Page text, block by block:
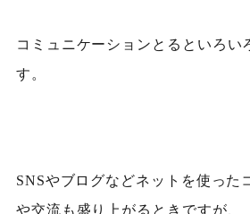
コミュニケーションとるといろい
す。
SNSやブログなどネットを使った
や交流も盛り上がるときですが、